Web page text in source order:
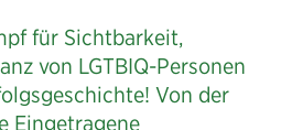
für Sichtbarkeit,
von LGTBIQ-Personen
Von der
Eingetragene